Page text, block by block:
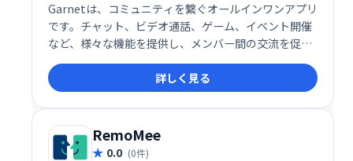
Garnetは、コミュニティを繋ぐオールインワンアプリ
です。チャット、ビデオ通話、ゲーム、イベント開催
など、様々な機能を提供し、メンバー間の交流を促進
します。砕氷船機能なども搭載し、新たな出会いをサ
ポートします。未来をシンプルにする、次世代コミュ
ニティアプリです。
詳しく見る
RemoMee
0.0 (0件)